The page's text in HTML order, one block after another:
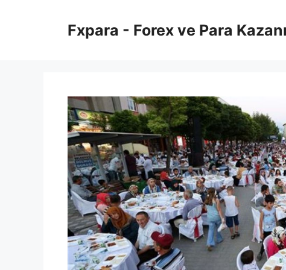
Fxpara - Forex ve Para